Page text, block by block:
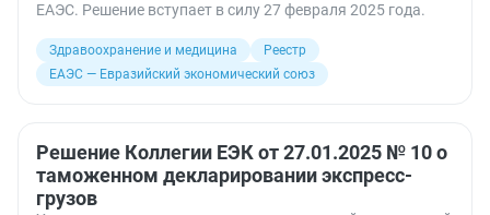
ЕАЭС. Решение вступает в силу 27 февраля 2025 года.
Здравоохранение и медицина
Реестр
ЕАЭС — Евразийский экономический союз
Решение Коллегии ЕЭК от 27.01.2025 № 10 о
таможенном декларировании экспресс-
грузов